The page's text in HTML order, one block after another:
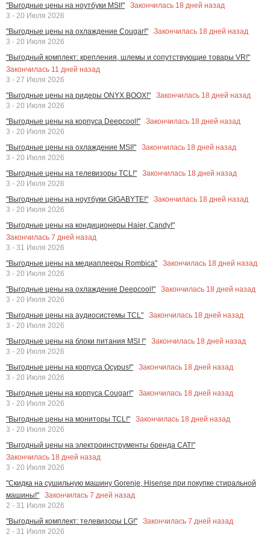
"Выгодные цены на ноутбуки MSI!"
Закончилась 18 дней назад
3 - 20 Июля 2026
"Выгодные цены на охлаждение Cougar!"
Закончилась 18 дней назад
3 - 20 Июля 2026
"Выгодный комплект: крепления, шлемы и сопутствующие товары VR!"
Закончилась 11 дней назад
3 - 27 Июля 2026
"Выгодные цены на ридеры ONYX BOOX!"
Закончилась 18 дней назад
3 - 20 Июля 2026
"Выгодные цены на корпуса Deepcool!"
Закончилась 18 дней назад
3 - 20 Июля 2026
"Выгодные цены на охлаждение MSI!"
Закончилась 18 дней назад
3 - 20 Июля 2026
"Выгодные цены на телевизоры TCL!"
Закончилась 18 дней назад
3 - 20 Июля 2026
"Выгодные цены на ноутбуки GIGABYTE!"
Закончилась 18 дней назад
3 - 20 Июля 2026
"Выгодные цены на кондиционеры Haier, Candy!"
Закончилась 7 дней назад
3 - 31 Июля 2026
"Выгодные цены на медиаплееры Rombica"
Закончилась 18 дней назад
3 - 20 Июля 2026
"Выгодные цены на охлаждение Deepcool!"
Закончилась 18 дней назад
3 - 20 Июля 2026
"Выгодные цены на аудиосистемы TCL"
Закончилась 18 дней назад
3 - 20 Июля 2026
"Выгодные цены на блоки питания MSI !"
Закончилась 18 дней назад
3 - 20 Июля 2026
"Выгодные цены на корпуса Ocypus!"
Закончилась 18 дней назад
3 - 20 Июля 2026
"Выгодные цены на корпуса Cougar!"
Закончилась 18 дней назад
3 - 20 Июля 2026
"Выгодные цены на мониторы TCL!"
Закончилась 18 дней назад
3 - 20 Июля 2026
"Выгодный цены на электроинструменты бренда CAT!"
Закончилась 18 дней назад
3 - 20 Июля 2026
"Скидка на сушильную машину Gorenje, Hisense при покупке стиральной
машины!"
Закончилась 7 дней назад
2 - 31 Июля 2026
"Выгодный комплект: телевизоры LG!"
Закончилась 7 дней назад
2 - 31 Июля 2026